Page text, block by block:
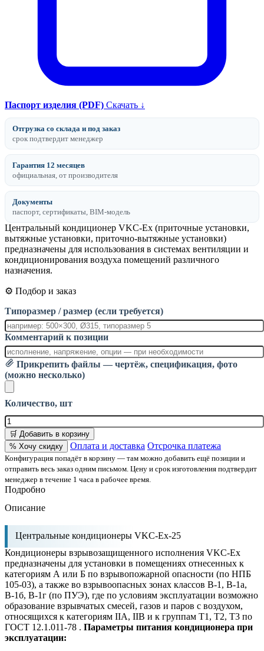
Паспорт изделия (PDF) Скачать ↓
Отгрузка со склада и под заказ
срок подтвердит менеджер
Гарантия 12 месяцев
официальная, от производителя
Документы
паспорт, сертификаты, BIM-модель
Центральный кондиционер VKC-Ex (приточные установки,
вытяжные установки, приточно-вытяжные установки)
предназначены для использования в системах вентиляции и
кондиционирования воздуха помещений различного
назначения.
⚙️ Подбор и заказ
Типоразмер / размер (если требуется)
Комментарий к позиции
Прикрепить файлы — чертёж, спецификация, фото
(можно несколько)
Количество, шт
🛒 Добавить в корзину
% Хочу скидку
Оплата и доставка Отсрочка платежа
Конфигурация попадёт в корзину — там можно добавить ещё позиции и
отправить весь заказ одним письмом. Цену и срок изготовления подтвердит
менеджер в течение 1 часа в рабочее время.
Подробно
Описание
Центральные кондиционеры VKC-Ex-25
Кондиционеры взрывозащищенного исполнения VKC-Ex
предназначены для установки в помещениях отнесенных к
категориям А или Б по взрывопожарной опасности (по НПБ
105-03), а также во взрывоопасных зонах классов В-1, В-1а,
В-1б, В-1г (по ПУЭ), где по условиям эксплуатации возможно
образование взрывчатых смесей, газов и паров с воздухом,
относящихся к категориям IIA, IIB и к группам Т1, Т2, Т3 по
ГОСТ 12.1.011-78 . Параметры питания кондиционера при
эксплуатации: